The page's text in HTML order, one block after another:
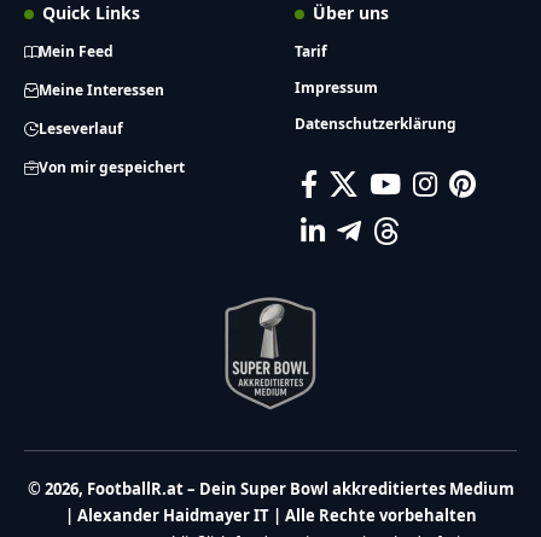
Quick Links
Mein Feed
Meine Interessen
Leseverlauf
Von mir gespeichert
Über uns
Tarif
Impressum
Datenschutzerklärung
© 2026, FootballR.at – Dein Super Bowl akkreditiertes Medium
| Alexander Haidmayer IT | Alle Rechte vorbehalten